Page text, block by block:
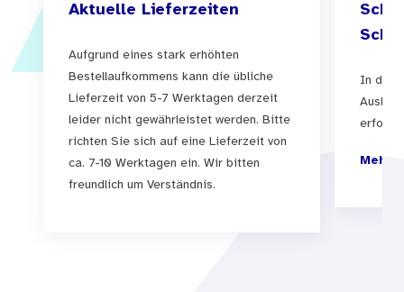
Aktuelle Lieferzeiten
Aufgrund eines stark erhöhten
Bestellaufkommens kann die übliche
Lieferzeit von 5-7 Werktagen derzeit
leider nicht gewährleistet werden. Bitte
richten Sie sich auf eine Lieferzeit von
ca. 7-10 Werktagen ein. Wir bitten
freundlich um Verständnis.
In der
Mehr